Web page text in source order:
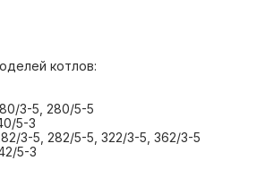
котлов:
3-5, 280/5-5
5-3
3-5, 282/5-5, 322/3-5, 362/3-5
5-3